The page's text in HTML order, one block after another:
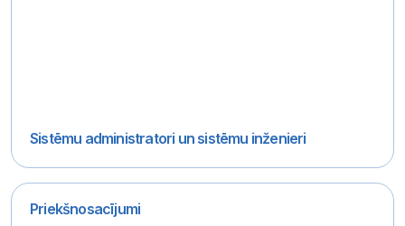
Sistēmu administratori un sistēmu inženieri
Priekšnosacījumi